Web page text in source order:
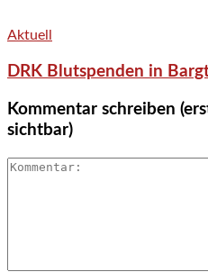
Aktuell
DRK Blutspenden in
Kommentar schreiben
sichtbar)